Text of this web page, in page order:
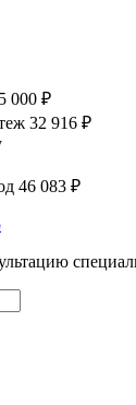
000 ₽
32 916 ₽
46 083 ₽